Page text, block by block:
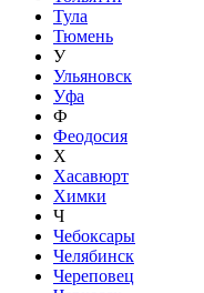
Тула
Тюмень
У
Ульяновск
Уфа
Ф
Феодосия
Х
Хасавюрт
Химки
Ч
Чебоксары
Челябинск
Череповец